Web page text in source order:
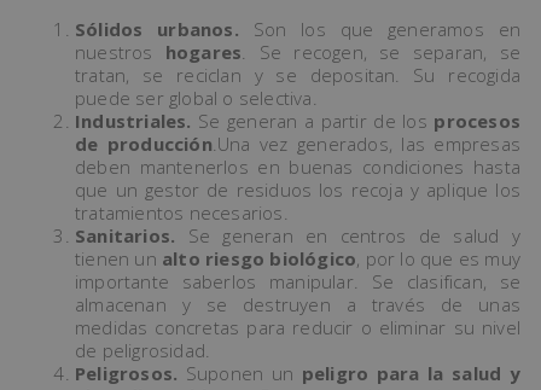
Sólidos urbanos. Son los que generamos en
nuestros hogares . Se recogen, se separan, se
tratan, se reciclan y se depositan. Su recogida
puede ser global o selectiva.
Industriales. Se generan a partir de los procesos
de producción .Una vez generados, las empresas
deben mantenerlos en buenas condiciones hasta
que un gestor de residuos los recoja y aplique los
tratamientos necesarios.
Sanitarios. Se generan en centros de salud y
tienen un alto riesgo biológico , por lo que es muy
importante saberlos manipular. Se clasifican, se
almacenan y se destruyen a través de unas
medidas concretas para reducir o eliminar su nivel
de peligrosidad.
Peligrosos. Suponen un peligro para la salud y